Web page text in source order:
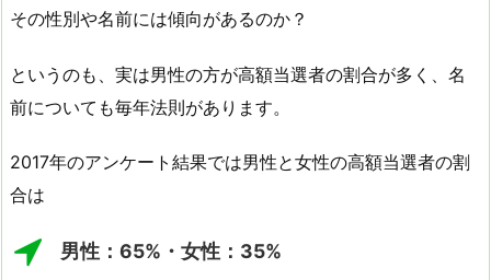
その性別や名前には傾向があるのか？
というのも、実は男性の方が高額当選者の割合が多く、名
前についても毎年法則があります。
2017年のアンケート結果では男性と女性の高額当選者の割
合は
男性：65%・女性：35%